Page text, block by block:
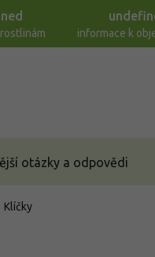
informace k
otázky a odpovědi
Klíčky